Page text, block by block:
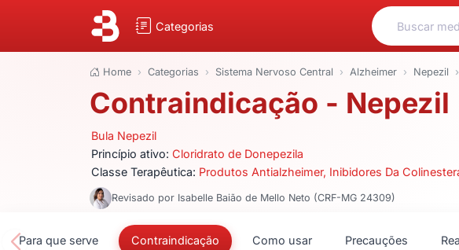
Categorias
Home Categorias Sistema Nervoso Central Alzheimer Nepezil
Contraindicação - Nepezil
Bula Nepezil
Princípio ativo:Cloridrato de Donepezila
Classe Terapêutica: Produtos Antialzheimer, Inibidores Da
Revisado por Isabelle Baião de Mello Neto (CRF-MG 24309)
Para que serve Contraindicação Como usar Precauções